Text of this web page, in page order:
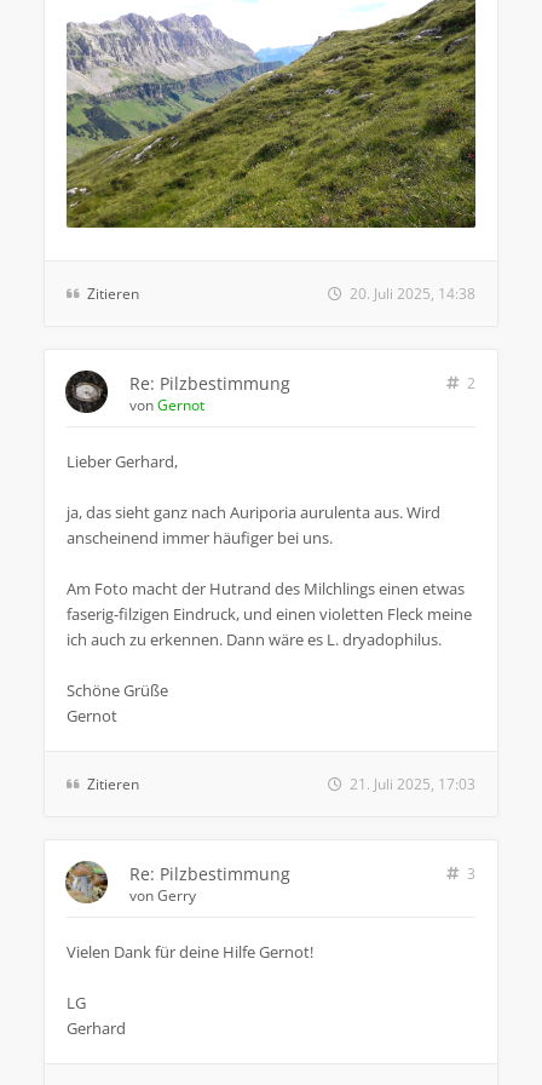
Zitieren 20. Juli 2025, 14:38
Re: Pilzbestimmung
2
vonGernot
Lieber Gerhard,
ja, das sieht ganz nach Auriporia aurulenta aus. Wird
anscheinend immer häufiger bei uns.
Am Foto macht der Hutrand des Milchlings einen etwas
faserig-filzigen Eindruck, und einen violetten Fleck meine
ich auch zu erkennen. Dann wäre es L. dryadophilus.
Schöne Grüße
Gernot
Zitieren 21. Juli 2025, 17:03
Re: Pilzbestimmung
3
vonGerry
Vielen Dank für deine Hilfe Gernot!
LG
Gerhard